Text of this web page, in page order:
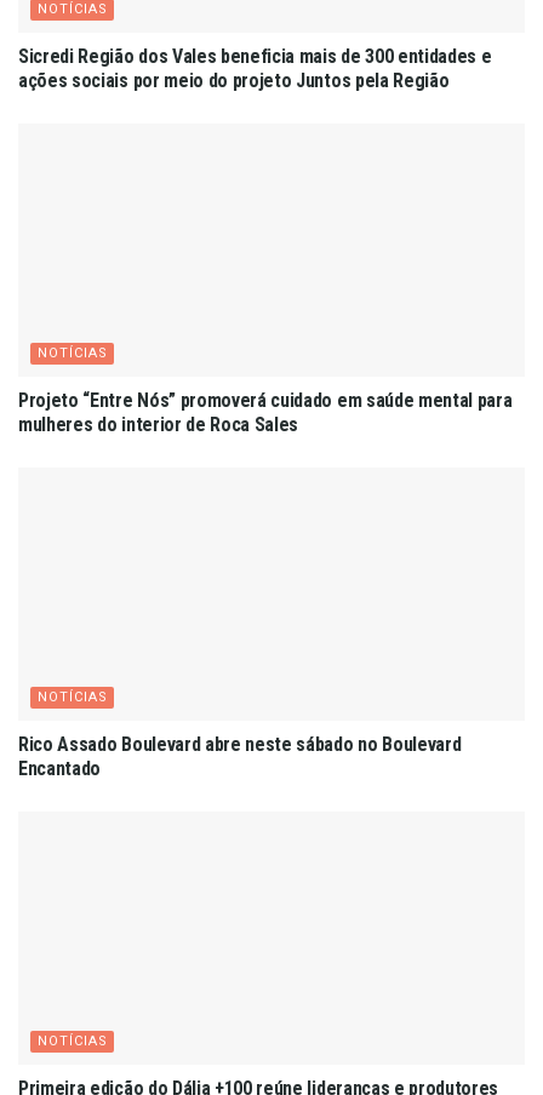
NOTÍCIAS
Sicredi Região dos Vales beneficia mais de 300 entidades e
ações sociais por meio do projeto Juntos pela Região
NOTÍCIAS
Projeto “Entre Nós” promoverá cuidado em saúde mental para
mulheres do interior de Roca Sales
NOTÍCIAS
Rico Assado Boulevard abre neste sábado no Boulevard
Encantado
NOTÍCIAS
Primeira edição do Dália +100 reúne lideranças e produtores